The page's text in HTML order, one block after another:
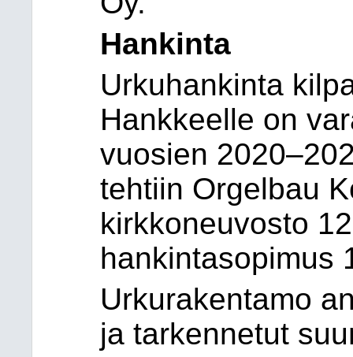
Hankinta
Urkuhankinta
Hankkeelle on
vuosien
tehtiin Orgelbau
kirkkoneuvosto
hankintasopimus
Urkurakentamo
ja tarkennetut